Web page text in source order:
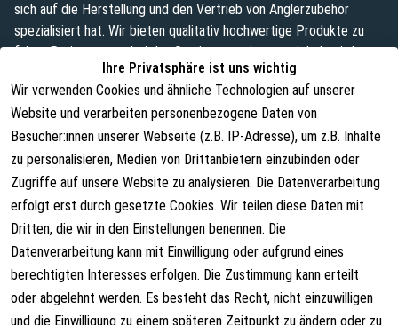
Ihre Privatsphäre ist uns wichtig
Wir verwenden Cookies und ähnliche Technologien auf unserer
Website und verarbeiten personenbezogene Daten von
Besucher:innen unserer Webseite (z.B. IP-Adresse), um z.B. Inhalte
zu personalisieren, Medien von Drittanbietern einzubinden oder
Zugriffe auf unsere Website zu analysieren. Die Datenverarbeitung
erfolgt erst durch gesetzte Cookies. Wir teilen diese Daten mit
Dritten, die wir in den Einstellungen benennen. Die
Datenverarbeitung kann mit Einwilligung oder aufgrund eines
berechtigten Interesses erfolgen. Die Zustimmung kann erteilt
oder abgelehnt werden. Es besteht das Recht, nicht einzuwilligen
und die Einwilligung zu einem späteren Zeitpunkt zu ändern oder zu
sich auf die Herstellung und den Vertrieb von Anglerzubehör
spezialisiert hat. Wir bieten qualitativ hochwertige Produkte zu
fairen Preisen an, wobei das Sortiment weiterentwickelt wird.
info@lust-aufs-angeln.de
Rechtliches
AGB
Widerrufsrecht
Vertrag widerrufen
Datenschutzerklärung
Über uns
Über uns
Kontakt
Versandinformationen